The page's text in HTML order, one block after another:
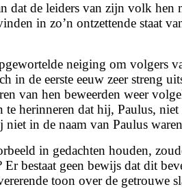
dat de leiders van zijn volk
in zo’n ontzettende staat
neiging om volgers
in de eerste eeuw zeer
van hen beweerden weer
te herinneren dat hij, Paulus,
niet in de naam van Paulus
in gedachten houden,
bestaat geen bewijs dat dit
toon over de getrouwe